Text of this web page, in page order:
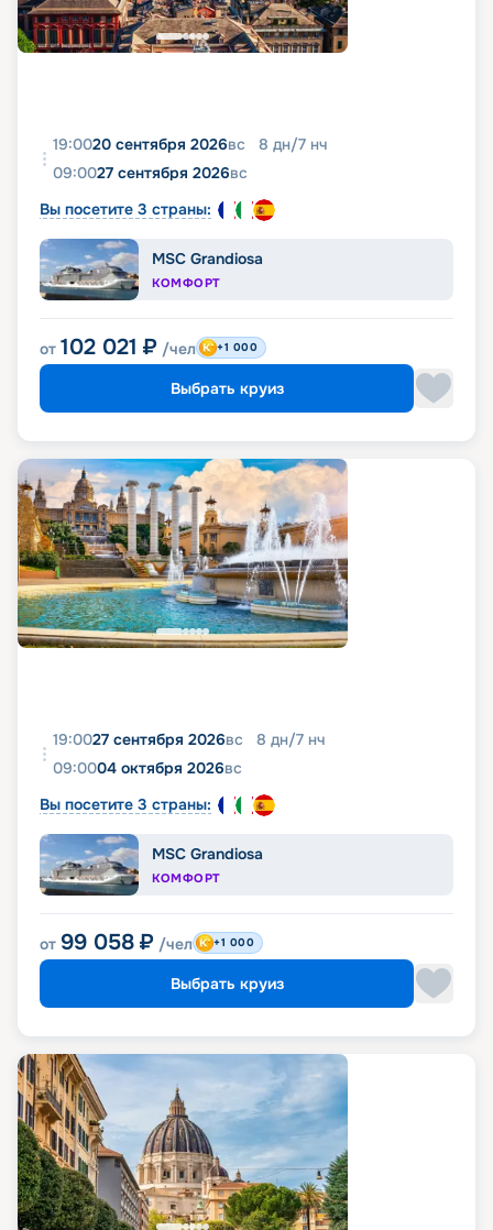
19:0020 сентября 2026вс 8 дн/7 нч
09:0027 сентября 2026вс
Вы посетите 3 страны:
MSC Grandiosa
КОМФОРТ
от 102 021 ₽ /чел +1 000
Выбрать круиз
19:0027 сентября 2026вс 8 дн/7 нч
09:0004 октября 2026вс
Вы посетите 3 страны:
MSC Grandiosa
КОМФОРТ
от 99 058 ₽ /чел +1 000
Выбрать круиз